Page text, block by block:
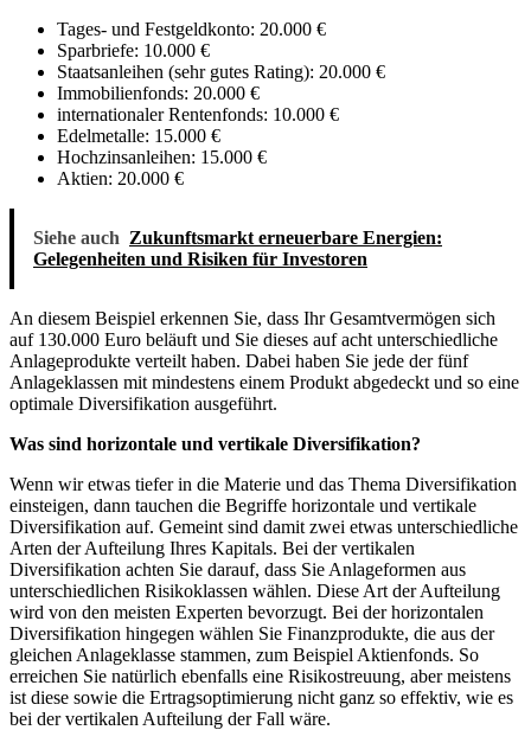
Tages- und Festgeldkonto: 20.000 €
Sparbriefe: 10.000 €
Staatsanleihen (sehr gutes Rating): 20.000 €
Immobilienfonds: 20.000 €
internationaler Rentenfonds: 10.000 €
Edelmetalle: 15.000 €
Hochzinsanleihen: 15.000 €
Aktien: 20.000 €
Siehe auch Zukunftsmarkt erneuerbare Energien:
Gelegenheiten und Risiken für Investoren
An diesem Beispiel erkennen Sie, dass Ihr Gesamtvermögen sich
auf 130.000 Euro beläuft und Sie dieses auf acht unterschiedliche
Anlageprodukte verteilt haben. Dabei haben Sie jede der fünf
Anlageklassen mit mindestens einem Produkt abgedeckt und so eine
optimale Diversifikation ausgeführt.
Was sind horizontale und vertikale Diversifikation?
Wenn wir etwas tiefer in die Materie und das Thema Diversifikation
einsteigen, dann tauchen die Begriffe horizontale und vertikale
Diversifikation auf. Gemeint sind damit zwei etwas unterschiedliche
Arten der Aufteilung Ihres Kapitals. Bei der vertikalen
Diversifikation achten Sie darauf, dass Sie Anlageformen aus
unterschiedlichen Risikoklassen wählen. Diese Art der Aufteilung
wird von den meisten Experten bevorzugt. Bei der horizontalen
Diversifikation hingegen wählen Sie Finanzprodukte, die aus der
gleichen Anlageklasse stammen, zum Beispiel Aktienfonds. So
erreichen Sie natürlich ebenfalls eine Risikostreuung, aber meistens
ist diese sowie die Ertragsoptimierung nicht ganz so effektiv, wie es
bei der vertikalen Aufteilung der Fall wäre.